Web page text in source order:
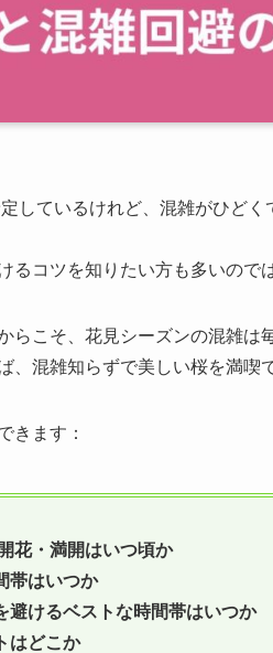
しているけれど、混雑がひど
るコツを知りたい方も多いので
らこそ、花見シーズンの混雑は
混雑知らずで美しい桜を満喫
きます：
花・満開はいつ頃か
帯はいつか
避けるベストな時間帯はいつか
はどこか